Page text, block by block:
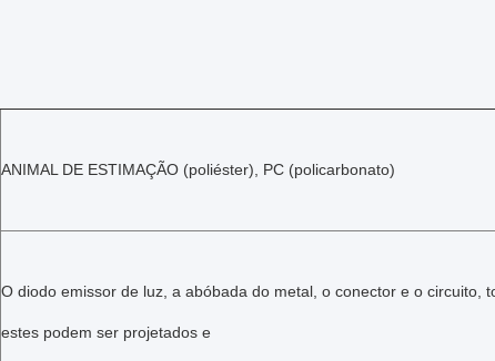
ANIMAL DE ESTIMAÇÃO (poliéster), PC (policarbonato)
O diodo emissor de luz, a abóbada do metal, o conector e o circuito,
estes podem ser projetados e